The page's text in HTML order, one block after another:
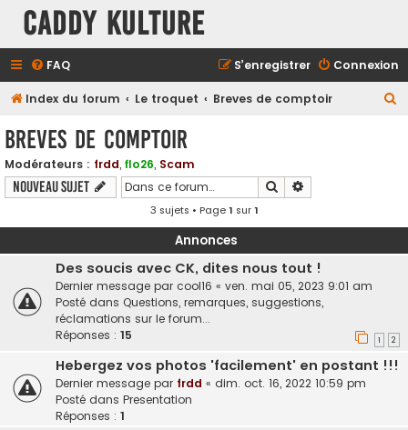
Caddy Kulture
FAQ Connexion
S’enregistrer
Index du forum Le troquet Breves de comptoir
Breves de comptoir
Modérateurs : frdd, flo26, Scam
Nouveau sujet Rechercher
3 sujets • Page1 sur1
Annonces
Des soucis avec CK, dites nous tout !
Dernier message par cool16 « ven. mai 05, 2023 9:01 am
Posté dans Questions, remarques, suggestions,
réclamations sur le forum...
Réponses : 15 1 2
Hebergez vos photos 'facilement' en postant !!!
Dernier message par frdd « dim. oct. 16, 2022 10:59 pm
Posté dans Presentation
Réponses : 1